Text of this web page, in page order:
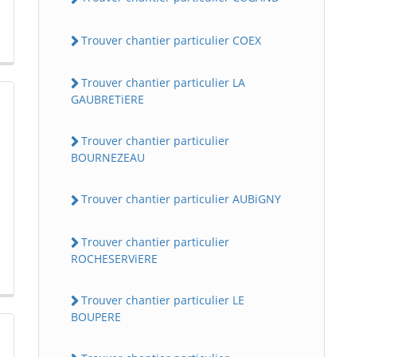
Trouver chantier particulier COEX
Trouver chantier particulier LA
GAUBRETiERE
Trouver chantier particulier
BOURNEZEAU
Trouver chantier particulier AUBiGNY
Trouver chantier particulier
ROCHESERViERE
Trouver chantier particulier LE
BOUPERE